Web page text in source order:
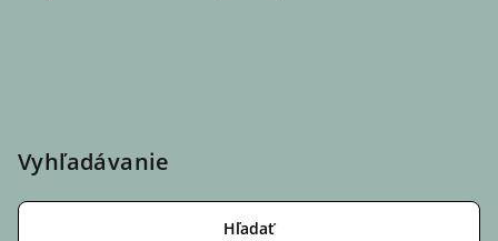
Vyhľadávanie
Hľadať